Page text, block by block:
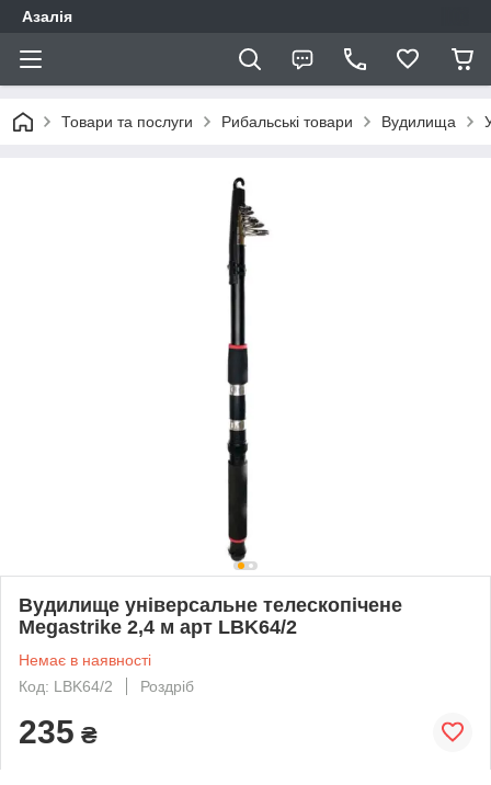
Азалія
Товари та послуги Рибальські товари Вудилища
Вудилище універсальне телескопічене
Megastrike 2,4 м арт LBK64/2
Немає в наявності
Код: LBK64/2
Роздріб
235 ₴